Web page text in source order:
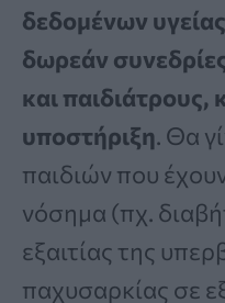
δεδομένων
δωρεάν
και
υποστήριξη. Θα
παιδιών που
νόσημα (πχ.
εξαιτίας της
παχυσαρκίας σε